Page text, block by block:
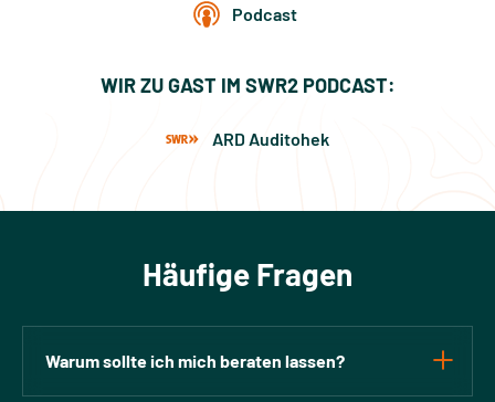
Podcast
WIR ZU GAST IM SWR2 PODCAST:
ARD Auditohek
Häufige Fragen
Warum sollte ich mich beraten lassen?